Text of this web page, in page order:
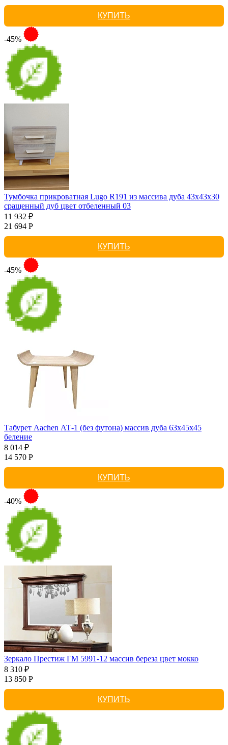
КУПИТЬ
-45%
Тумбочка прикроватная Lugo R191 из массива дуба 43х43х30
сращенный дуб цвет отбеленный 03
11 932 ₽
21 694 Р
КУПИТЬ
-45%
Табурет Aachen АТ-1 (без футона) массив дуба 63х45х45
беление
8 014 ₽
14 570 Р
КУПИТЬ
-40%
Зеркало Престиж ГМ 5991-12 массив береза цвет мокко
8 310 ₽
13 850 Р
КУПИТЬ